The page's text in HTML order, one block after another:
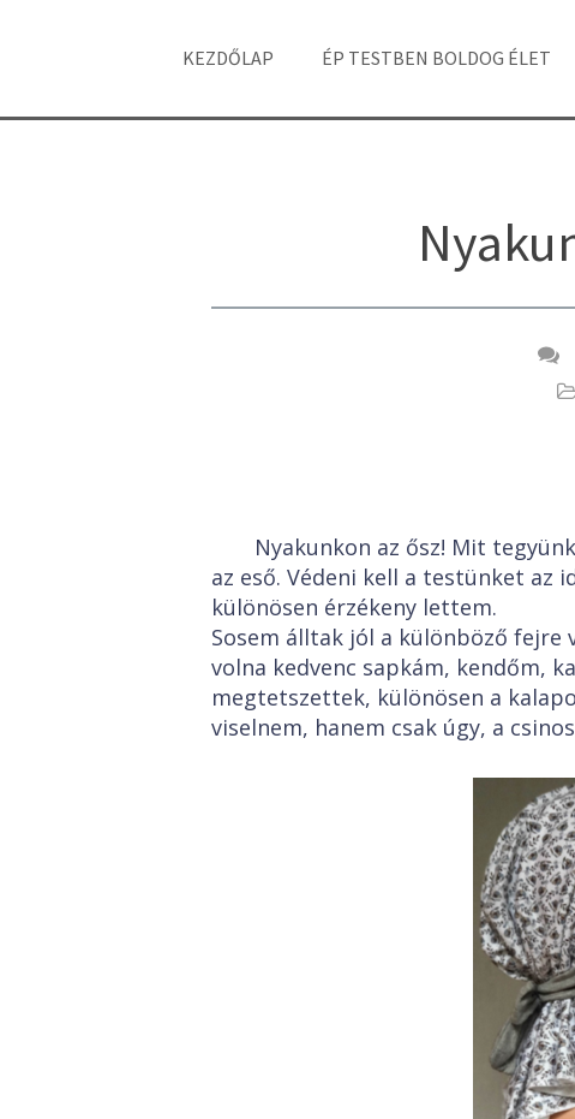
KEZDŐLAP ÉP TESTBEN BOLDOG ÉLET
Nyakunkon az ősz! Mit
az eső. Védeni kell a testünket az
különösen érzékeny lettem.
Sosem álltak jól a különböző fejre
volna kedvenc sapkám, kendőm,
megtetszettek, különösen a
viselnem, hanem csak úgy, a